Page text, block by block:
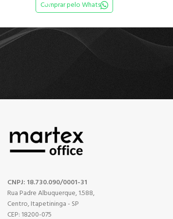
Comprar pelo Whats
CNPJ: 18.730.090/0001-31
Rua Padre Albuquerque, 1.588,
Centro, Itapetininga - SP
CEP: 18200-075